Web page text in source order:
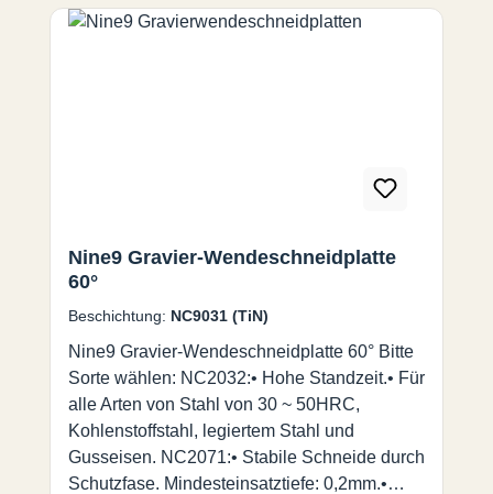
Nine9 Gravier-Wendeschneidplatte
60°
Beschichtung: NC9031 (TiN)
Nine9 Gravier-Wendeschneidplatte 60° Bitte
Sorte wählen: NC2032:• Hohe Standzeit.• Für
alle Arten von Stahl von 30 ~ 50HRC,
Kohlenstoffstahl, legiertem Stahl und
Gusseisen. NC2071:• Stabile Schneide durch
Schutzfase. Mindesteinsatztiefe: 0,2mm.•